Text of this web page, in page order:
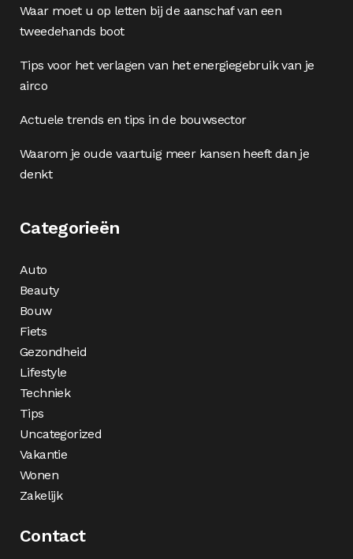
Waar moet u op letten bij de aanschaf van een
tweedehands boot
Tips voor het verlagen van het energiegebruik van je
airco
Actuele trends en tips in de bouwsector
Waarom je oude vaartuig meer kansen heeft dan je
denkt
Categorieën
Auto
Beauty
Bouw
Fiets
Gezondheid
Lifestyle
Techniek
Tips
Uncategorized
Vakantie
Wonen
Zakelijk
Contact